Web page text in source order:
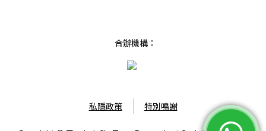
合辦機構：
私隱政策 特別鳴謝